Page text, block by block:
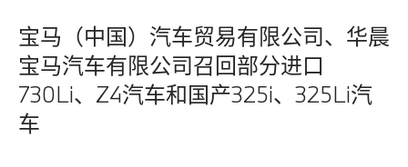
宝马（中国）汽车贸易有限公司、华晨
宝马汽车有限公司召回部分进口
730Li、Z4汽车和国产325i、325Li汽
车